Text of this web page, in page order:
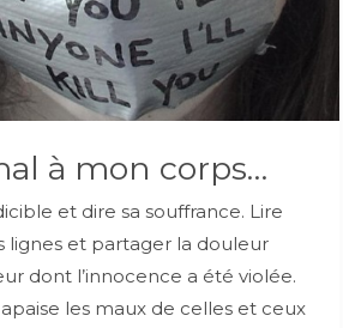
à mon corps…
et dire sa souffrance. Lire
lignes et partager la douleur
dont l’innocence a été violée.
apaise les maux de celles et ceux